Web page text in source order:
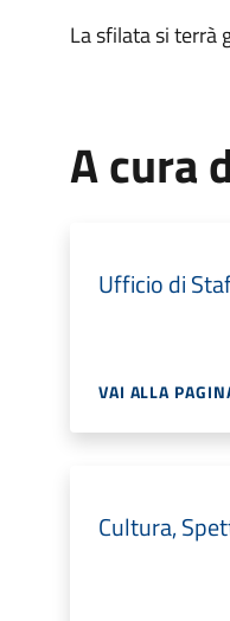
La sfilata si terrà
A cura
Ufficio di
VAI ALLA
Cultura,